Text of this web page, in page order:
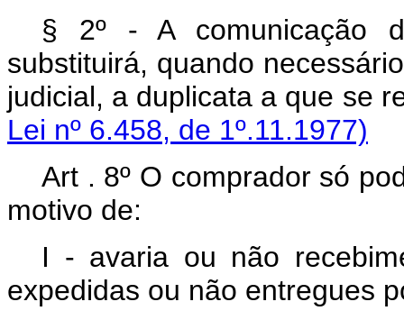
§ 2º - A comunicação
substituirá, quando
judicial, a duplicata a
Lei nº 6.458, de 1º.11.1977)
Art . 8º O comprador só
motivo de:
I - avaria ou não
expedidas ou não entregues